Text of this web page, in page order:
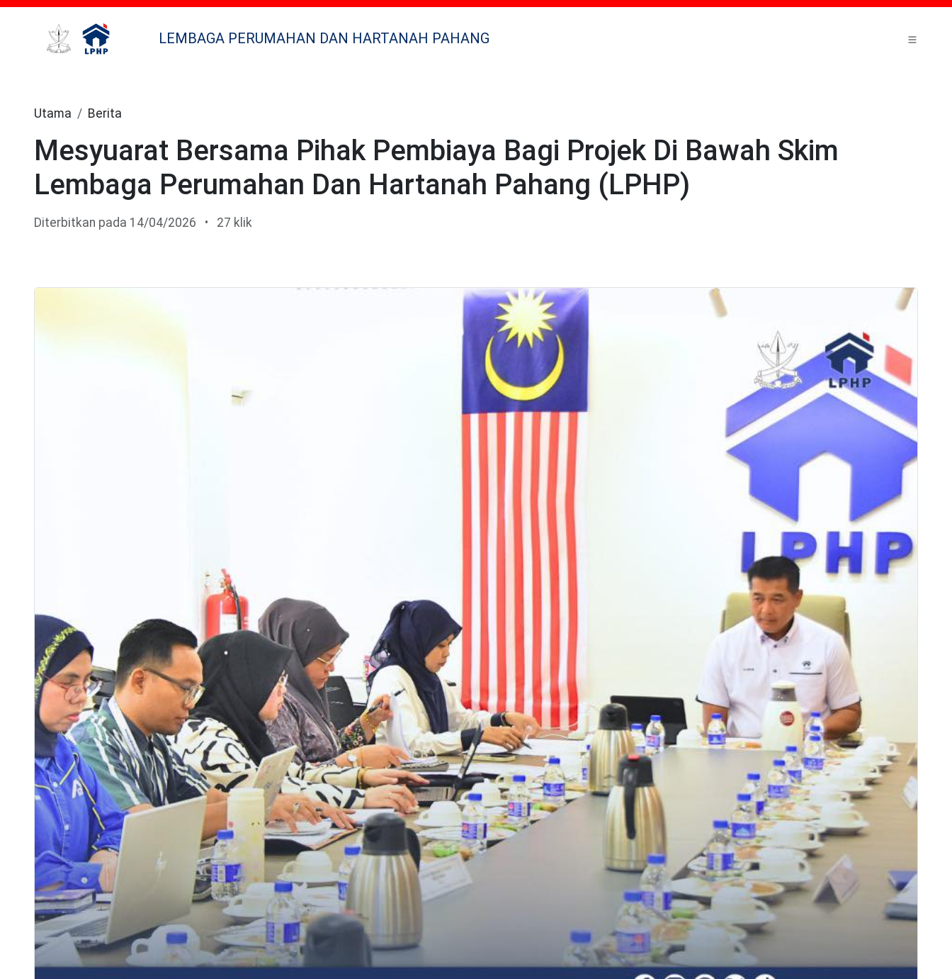
LEMBAGA PERUMAHAN DAN HARTANAH PAHANG
Utama Berita
Mesyuarat Bersama Pihak Pembiaya Bagi Projek Di Bawah Skim
Lembaga Perumahan Dan Hartanah Pahang (LPHP)
Diterbitkan pada 14/04/2026 • 27 klik